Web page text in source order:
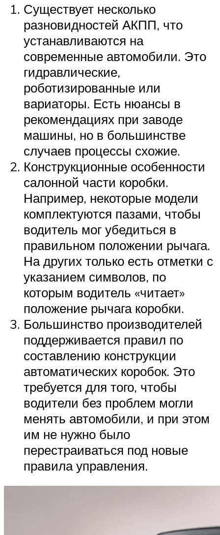
Существует несколько
разновидностей АКПП, что
устанавливаются на
современные автомобили. Это
гидравлические,
роботизированные или
вариаторы. Есть нюансы в
рекомендациях при заводе
машины, но в большинстве
случаев процессы схожие.
Конструкционные особенности
салонной части коробки.
Например, некоторые модели
комплектуются пазами, чтобы
водитель мог убедиться в
правильном положении рычага.
На других только есть отметки с
указанием символов, по
которым водитель «читает»
положение рычага коробки.
Большинство производителей
поддерживается правил по
составлению конструкции
автоматических коробок. Это
требуется для того, чтобы
водители без проблем могли
менять автомобили, и при этом
им не нужно было
перестраиваться под новые
правила управления.